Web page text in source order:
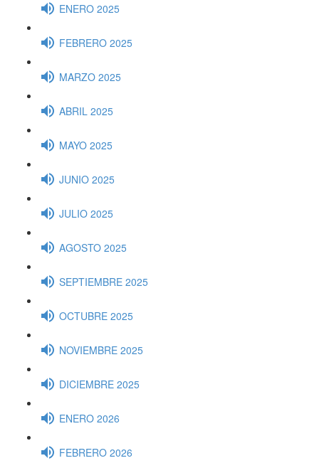
ENERO 2025
FEBRERO 2025
MARZO 2025
ABRIL 2025
MAYO 2025
JUNIO 2025
JULIO 2025
AGOSTO 2025
SEPTIEMBRE 2025
OCTUBRE 2025
NOVIEMBRE 2025
DICIEMBRE 2025
ENERO 2026
FEBRERO 2026